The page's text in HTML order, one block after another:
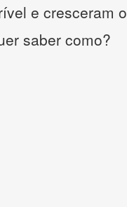
e cresceram o
saber como?